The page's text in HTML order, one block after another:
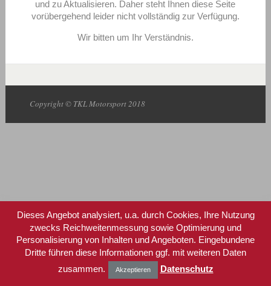
und zu Aktualisieren. Daher steht Ihnen diese Seite
vorübergehend leider nicht vollständig zur Verfügung.
Wir bitten um Ihr Verständnis.
Copyright © TKL Motorsport 2018
Dieses Angebot analysiert, u.a. durch Cookies, Ihre Nutzung
zwecks Reichweitenmessung sowie Optimierung und
Personalisierung von Inhalten und Angeboten. Eingebundene
Dritte führen diese Informationen ggf. mit weiteren Daten
zusammen.
Akzeptieren Datenschutz